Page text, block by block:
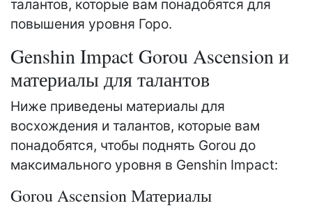
талантов, которые вам понадобятся для
повышения уровня Горо.
Genshin Impact Gorou Ascension и
материалы для талантов
Ниже приведены материалы для
восхождения и талантов, которые вам
понадобятся, чтобы поднять Gorou до
максимального уровня в Genshin Impact:
Gorou Ascension Материалы